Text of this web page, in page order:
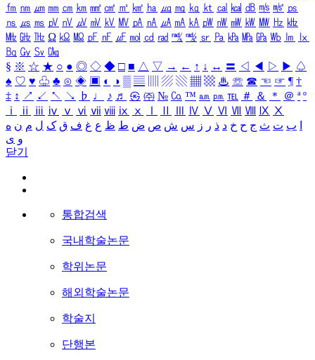
㎙ ㎚ ㎛ ㎜ ㎝ ㎞ ㎟ ㎠ ㎡ ㎢ ㏊ ㎍ ㎎ ㎏ ㏏ ㎈ ㎉ ㏈ ㎧ ㎨ ㎰
㎱ ㎲ ㎳ ㎴ ㎵ ㎶ ㎷ ㎸ ㎹ ㎀ ㎁ ㎂ ㎃ ㎄ ㎺ ㎻ ㎽ ㎾ ㎿ ㎐ ㎑
㎒ ㎓ ㎔ Ω ㏀ ㏁ ㎊ ㎋ ㎌ ㏖ ㏅ ㎭ ㎮ ㎯ ㏛ ㎩ ㎪ ㎫ ㎬ ㏝ ㏐
㏓
㏃ ㏉ ㏜ ㏆
§ ※ ☆ ★ ○ ● ◎ ◇ ◆ □ ■ △ ▽ → ← ↑ ↓ ↔ 〓 ◁ ◀ ▷ ▶ ♤
♠ ♡ ♥ ♧ ♣ ⊙ ◈ ▣ ◐ ◑ ▒ ▤ ▨ ▧ ▦ ▩ ♨ ☏ ☎ ☜ ☞ ¶ †
‡ ↕ ↗ ↙ ↖ ↘ ♭ ♩ ♪ ♬ ㉿ ㈜ № ㏇ ™ ㏂ ㏘ ℡ ＃ ＆ ＊ ＠ ª º
ⅰ
ⅱ ⅲ ⅳ ⅴ ⅵ ⅶ ⅷ ⅸ ⅹ Ⅳ Ⅴ Ⅵ Ⅶ Ⅷ Ⅸ Ⅹ
ب ت ث ج ح خ د ذ ر ز س ش ص ض ط ظ ع غ ف ق ک ل م ن ه
و ی
닫기
통합검색
국내학술논문
학위논문
해외학술논문
학술지
단행본